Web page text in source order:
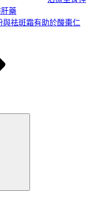
藥
祛斑霜有助於酸棗仁